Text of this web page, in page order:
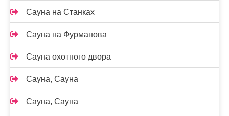
Сауна на Станках
Сауна на Фурманова
Сауна охотного двора
Сауна, Сауна
Сауна, Сауна